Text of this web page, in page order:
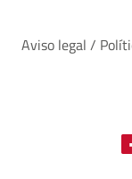
Aviso legal /